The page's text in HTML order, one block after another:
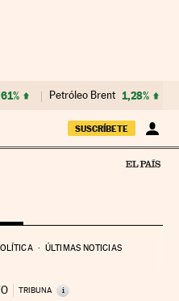
Petróleo Brent 1,28%
SUSCRÍBETE
ÚLTIMAS NOTICIAS
TRIBUNA i